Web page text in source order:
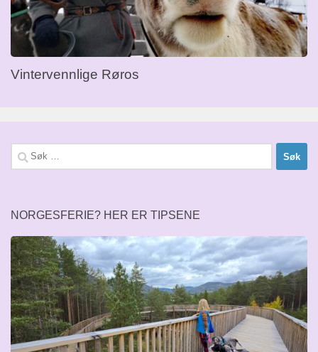
Vintervennlige Røros
Søk
etter:
NORGESFERIE? HER ER TIPSENE